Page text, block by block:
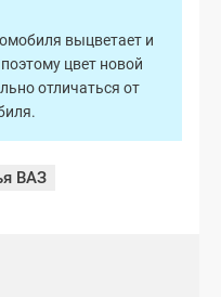
выцветает и
цвет новой
отличаться от
ВАЗ